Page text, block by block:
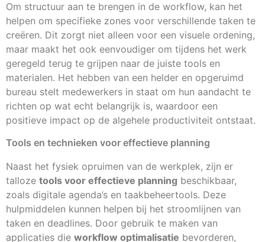
Om structuur aan te brengen in de workflow, kan het
helpen om specifieke zones voor verschillende taken te
creëren. Dit zorgt niet alleen voor een visuele ordening,
maar maakt het ook eenvoudiger om tijdens het werk
geregeld terug te grijpen naar de juiste tools en
materialen. Het hebben van een helder en opgeruimd
bureau stelt medewerkers in staat om hun aandacht te
richten op wat echt belangrijk is, waardoor een
positieve impact op de algehele productiviteit ontstaat.
Tools en technieken voor effectieve planning
Naast het fysiek opruimen van de werkplek, zijn er
talloze tools voor effectieve planning beschikbaar,
zoals digitale agenda’s en taakbeheertools. Deze
hulpmiddelen kunnen helpen bij het stroomlijnen van
taken en deadlines. Door gebruik te maken van
applicaties die workflow optimalisatie bevorderen,